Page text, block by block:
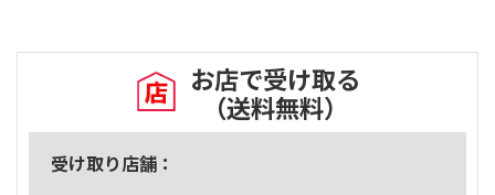
お店で受け取る
（送料無料）
受け取り店舗：